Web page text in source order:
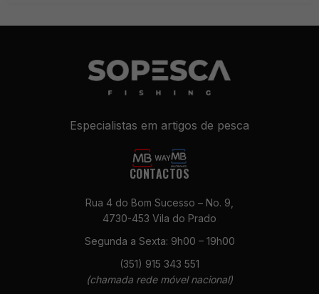
Especialistas em artigos de pesca
CONTACTOS
Rua 4 do Bom Sucesso – No. 9,
4730-453 Vila do Prado
Segunda a Sexta: 9h00 – 19h00
(351) 915 343 551
(chamada rede móvel nacional)